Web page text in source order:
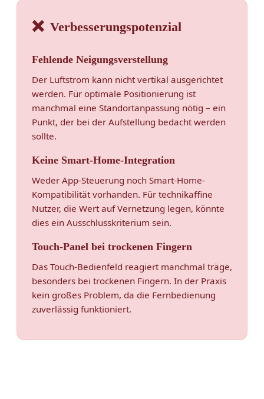
❌ Verbesserungspotenzial
Fehlende Neigungsverstellung
Der Luftstrom kann nicht vertikal ausgerichtet
werden. Für optimale Positionierung ist
manchmal eine Standortanpassung nötig – ein
Punkt, der bei der Aufstellung bedacht werden
sollte.
Keine Smart-Home-Integration
Weder App-Steuerung noch Smart-Home-
Kompatibilität vorhanden. Für technikaffine
Nutzer, die Wert auf Vernetzung legen, könnte
dies ein Ausschlusskriterium sein.
Touch-Panel bei trockenen Fingern
Das Touch-Bedienfeld reagiert manchmal träge,
besonders bei trockenen Fingern. In der Praxis
kein großes Problem, da die Fernbedienung
zuverlässig funktioniert.